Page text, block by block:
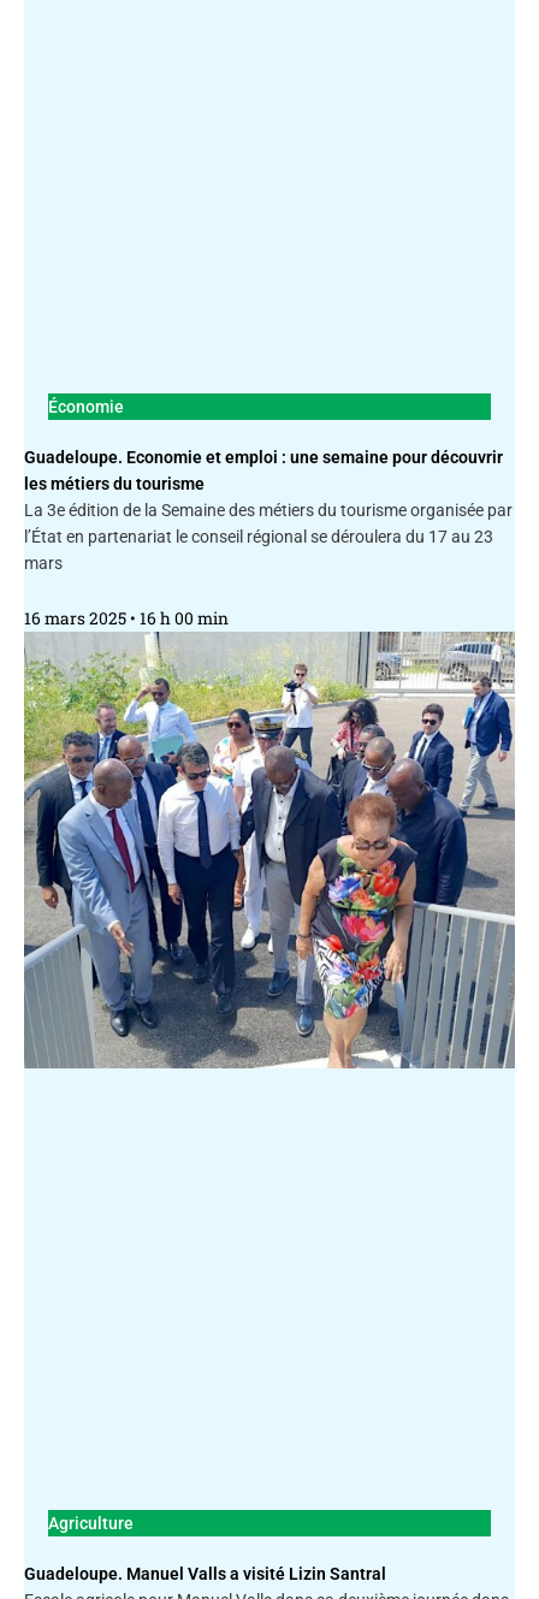
Économie
Guadeloupe. Economie et emploi : une semaine pour découvrir
les métiers du tourisme
La 3e édition de la Semaine des métiers du tourisme organisée par
l’État en partenariat le conseil régional se déroulera du 17 au 23
mars
16 mars 2025 16 h 00 min
Agriculture
Guadeloupe. Manuel Valls a visité Lizin Santral